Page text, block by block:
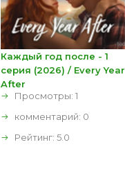
Каждый год после - 1
серия (2026) / Every Year
After
Просмотры: 1
комментарий: 0
Рейтинг: 5.0